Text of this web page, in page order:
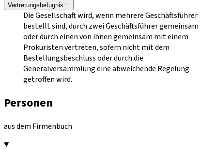
Vertretungsbefugnis
Die Gesellschaft wird, wenn mehrere Geschäftsführer
bestellt sind, durch zwei Geschäftsführer gemeinsam
oder durch einen von ihnen gemeinsam mit einem
Prokuristen vertreten, sofern nicht mit dem
Bestellungsbeschluss oder durch die
Generalversammlung eine abweichende Regelung
getroffen wird.
Personen
aus dem Firmenbuch